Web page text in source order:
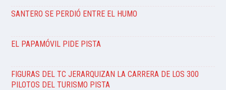
SANTERO SE PERDIÓ ENTRE EL HUMO
EL PAPAMÓVIL PIDE PISTA
FIGURAS DEL TC JERARQUIZAN LA CARRERA DE LOS 300
PILOTOS DEL TURISMO PISTA